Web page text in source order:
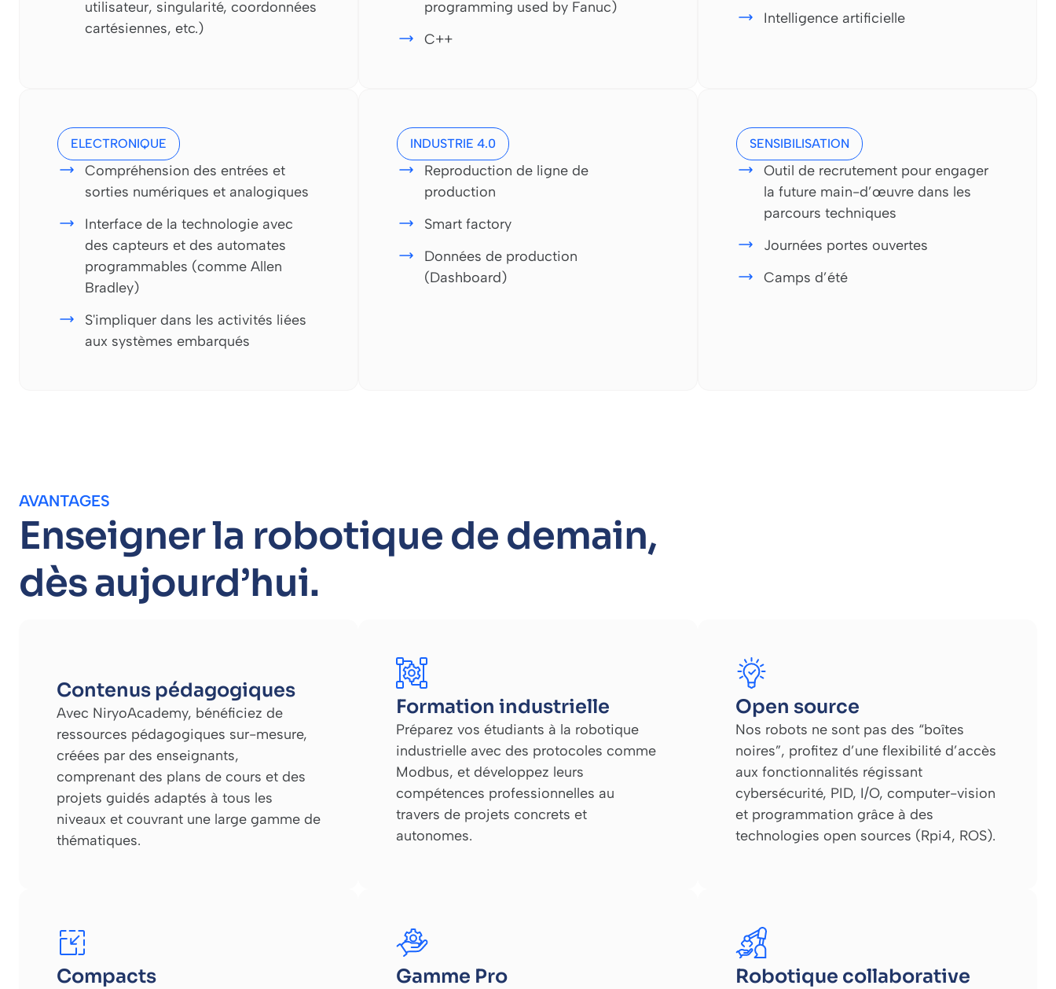
utilisateur, singularité, coordonnées
cartésiennes, etc.)
programming used by Fanuc)
C++
Intelligence artificielle
ELECTRONIQUE
Compréhension des entrées et
sorties numériques et analogiques
Interface de la technologie avec
des capteurs et des automates
programmables (comme Allen
Bradley)
S'impliquer dans les activités liées
aux systèmes embarqués
INDUSTRIE 4.0
Reproduction de ligne de
production
Smart factory
Données de production
(Dashboard)
SENSIBILISATION
Outil de recrutement pour engager
la future main-d’œuvre dans les
parcours techniques
Journées portes ouvertes
Camps d’été
AVANTAGES
Enseigner la robotique de demain,
dès aujourd’hui.
Contenus pédagogiques
Avec NiryoAcademy, bénéficiez de
ressources pédagogiques sur-mesure,
créées par des enseignants,
comprenant des plans de cours et des
projets guidés adaptés à tous les
niveaux et couvrant une large gamme de
thématiques.
Formation industrielle
Préparez vos étudiants à la robotique
industrielle avec des protocoles comme
Modbus, et développez leurs
compétences professionnelles au
travers de projets concrets et
autonomes.
Open source
Nos robots ne sont pas des “boîtes
noires”, profitez d’une flexibilité d’accès
aux fonctionnalités régissant
cybersécurité, PID, I/O, computer-vision
et programmation grâce à des
technologies open sources (Rpi4, ROS).
Compacts Gamme Pro Robotique collaborative